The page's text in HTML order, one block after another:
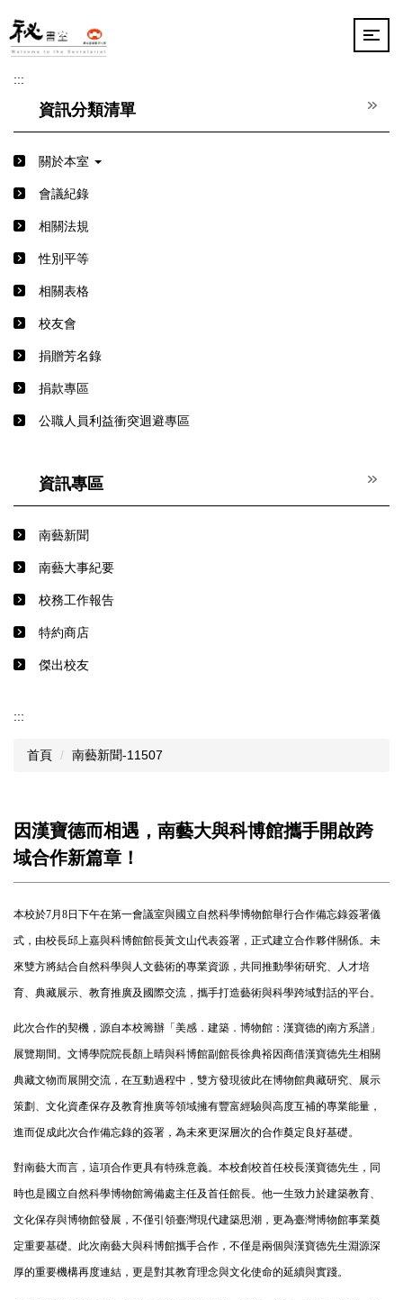
到
主
內
:::
資訊分類清單
關於本室
會議紀錄
相關法規
性別平等
相關表格
校友會
捐贈芳名錄
捐款專區
公職人員利益衝突迴避專區
資訊專區
南藝新聞
南藝大事紀要
校務工作報告
特約商店
傑出校友
:::
首頁 南藝新聞-11507
因漢寶德而相遇，南藝大與科博館攜手開啟跨
域合作新篇章！
本校於7月8日下午在第一會議室與國立自然科學博物館舉行合作備忘錄簽署儀
式，由校長邱上嘉與科博館館長黃文山代表簽署，正式建立合作夥伴關係。未
來雙方將結合自然科學與人文藝術的專業資源，共同推動學術研究、人才培
育、典藏展示、教育推廣及國際交流，攜手打造藝術與科學跨域對話的平台。
此次合作的契機，源自本校籌辦「美感．建築．博物館：漢寶德的南方系譜」
展覽期間。文博學院院長顏上晴與科博館副館長徐典裕因商借漢寶德先生相關
典藏文物而展開交流，在互動過程中，雙方發現彼此在博物館典藏研究、展示
策劃、文化資產保存及教育推廣等領域擁有豐富經驗與高度互補的專業能量，
進而促成此次合作備忘錄的簽署，為未來更深層次的合作奠定良好基礎。
對南藝大而言，這項合作更具有特殊意義。本校創校首任校長漢寶德先生，同
時也是國立自然科學博物館籌備處主任及首任館長。他一生致力於建築教育、
文化保存與博物館發展，不僅引領臺灣現代建築思潮，更為臺灣博物館事業奠
定重要基礎。此次南藝大與科博館攜手合作，不僅是兩個與漢寶德先生淵源深
厚的重要機構再度連結，更是對其教育理念與文化使命的延續與實踐。